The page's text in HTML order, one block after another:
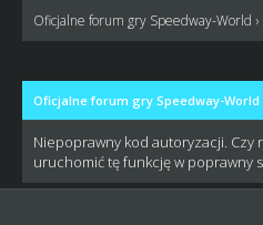
Oficjalne forum gry Speedway-World ›
Oficjalne forum gry Speedway-World
Niepoprawny kod autoryzacji. Czy
uruchomić tę funkcję w poprawny